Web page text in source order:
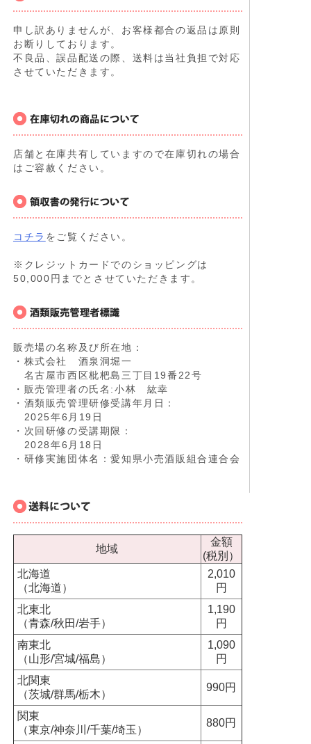
申し訳ありませんが、お客様都合の返品は原則
お断りしております。
不良品、誤品配送の際、送料は当社負担で対応
させていただきます。
店舗と在庫共有していますので在庫切れの場合
はご容赦ください。
コチラ をご覧ください。
※クレジットカードでのショッピングは
50,000円までとさせていただきます。
販売場の名称及び所在地：
・株式会社 酒泉洞堀一
名古屋市西区枇杷島三丁目19番22号
・販売管理者の氏名:小林 紘幸
・酒類販売管理研修受講年月日：
2025年6月19日
・次回研修の受講期限：
2028年6月18日
・研修実施団体名：愛知県小売酒販組合連合会
地域
金額
(税別）
北海道
（北海道）
2,010
円
北東北
（青森/秋田/岩手）
1,190
円
南東北
（山形/宮城/福島）
1,090
円
北関東
（茨城/群馬/栃木）
990円
関東
（東京/神奈川/千葉/埼玉）
880円